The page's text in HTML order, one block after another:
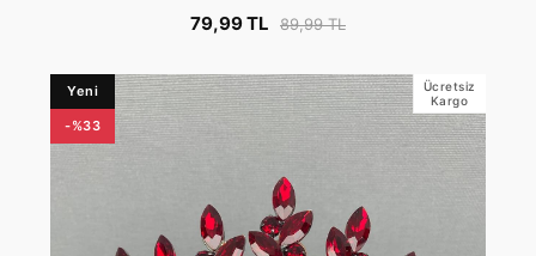
79,99 TL 89,99 TL
Yeni
-%33
Ücretsiz
Kargo